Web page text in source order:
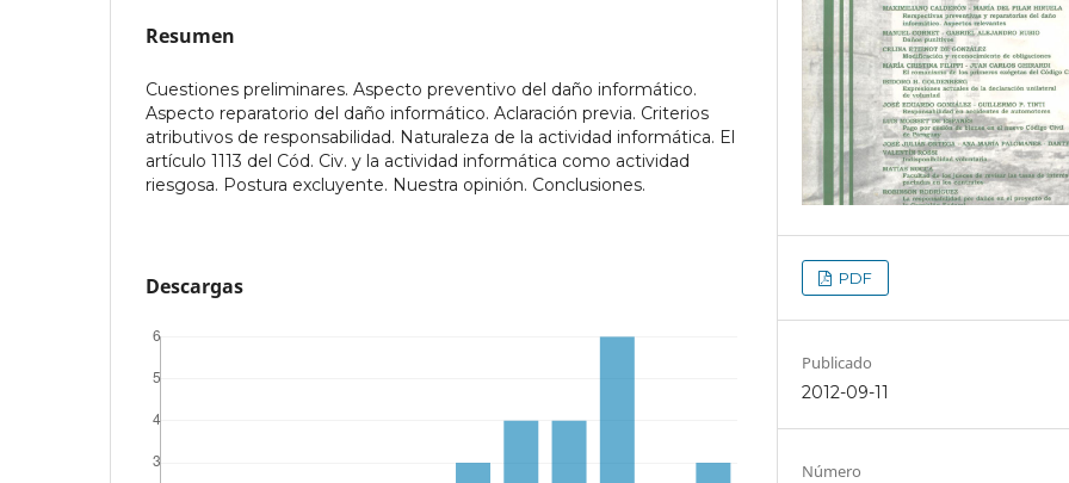
Resumen
Cuestiones preliminares. Aspecto preventivo del daño informático.
Aspecto reparatorio del daño informático. Aclaración previa. Criterios
atributivos de responsabilidad. Naturaleza de la actividad informática. El
artículo 1113 del Cód. Civ. y la actividad informática como actividad
riesgosa. Postura excluyente. Nuestra opinión. Conclusiones.
Descargas PDF
Publicado
2012-09-11
Número